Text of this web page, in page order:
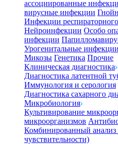
ассоциированные
вирусные инфекции
Инфекции респираторного
Нейроинфекции Особо
инфекции
Урогенитальные инфекции
Микозы Генетика Прочие
Клиническая диагностика
Диагностика латентной
Иммунология и серология
Диагностика сахарного
Микробиология
Культивирование
микроорганизмов
Комбинированный анализ
чувствительности)